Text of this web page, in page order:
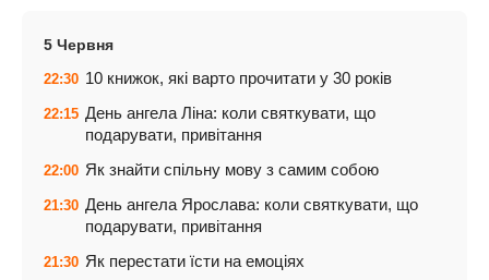
5 Червня
22:30 10 книжок, які варто прочитати у 30 років
22:15 День ангела Ліна: коли святкувати, що
подарувати, привітання
22:00 Як знайти спільну мову з самим собою
21:30 День ангела Ярослава: коли святкувати, що
подарувати, привітання
21:30 Як перестати їсти на емоціях